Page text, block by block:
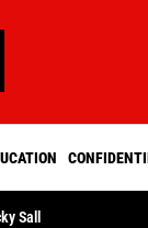
Sall